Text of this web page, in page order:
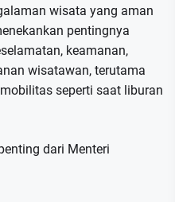
wisata yang aman
pentingnya
keamanan,
wisatawan, terutama
seperti saat liburan
dari Menteri